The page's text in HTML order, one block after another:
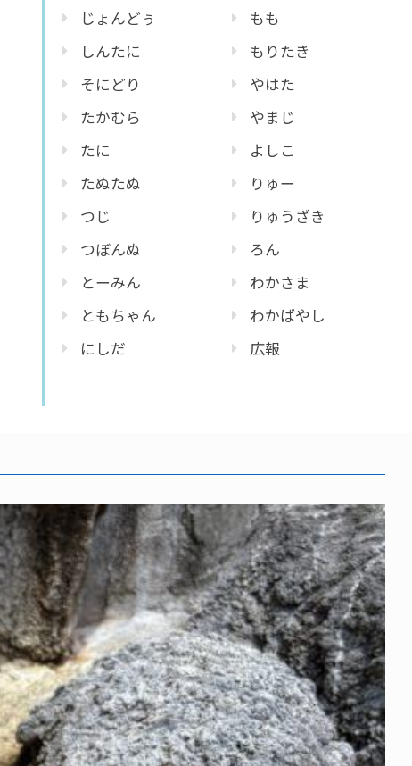
じょんどぅ
しんたに
そにどり
たかむら
たに
たぬたぬ
つじ
つぼんぬ
とーみん
ともちゃん
にしだ
もも
もりたき
やはた
やまじ
よしこ
りゅー
りゅうざき
ろん
わかさま
わかばやし
広報